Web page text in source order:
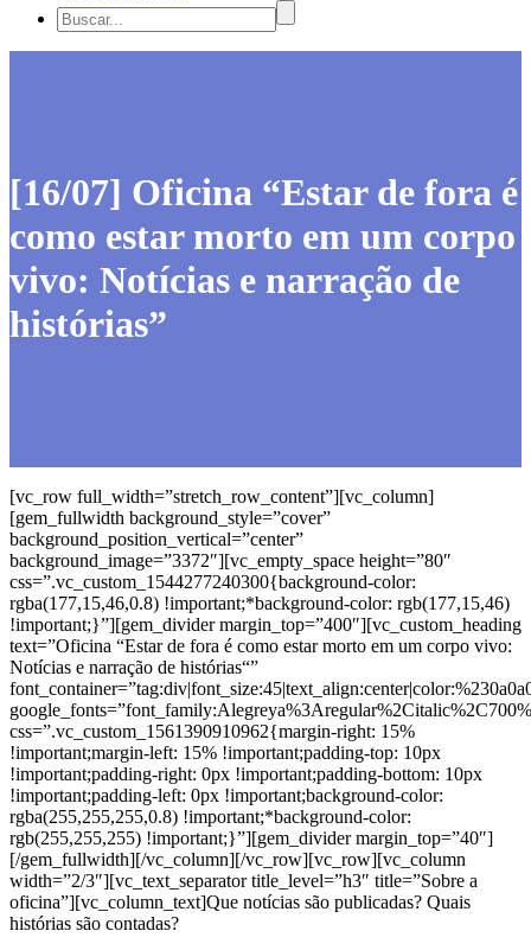
[16/07] Oficina “Estar de fora é
como estar morto em um corpo
vivo: Notícias e narração de
histórias”
[vc_row full_width=”stretch_row_content”][vc_column]
[gem_fullwidth background_style=”cover”
background_position_vertical=”center”
background_image=”3372″][vc_empty_space height=”80″
css=”.vc_custom_1544277240300{background-color:
rgba(177,15,46,0.8) !important;*background-color: rgb(177,15,46)
!important;}”][gem_divider margin_top=”400″][vc_custom_heading
text=”Oficina “Estar de fora é como estar morto em um corpo vivo:
Notícias e narração de histórias“”
css=”.vc_custom_1561390910962{margin-right: 15%
!important;margin-left: 15% !important;padding-top: 10px
!important;padding-right: 0px !important;padding-bottom: 10px
!important;padding-left: 0px !important;background-color:
rgba(255,255,255,0.8) !important;*background-color:
rgb(255,255,255) !important;}”][gem_divider margin_top=”40″]
[/gem_fullwidth][/vc_column][/vc_row][vc_row][vc_column
width=”2/3″][vc_text_separator title_level=”h3″ title=”Sobre a
oficina”][vc_column_text]Que notícias são publicadas? Quais
histórias são contadas?